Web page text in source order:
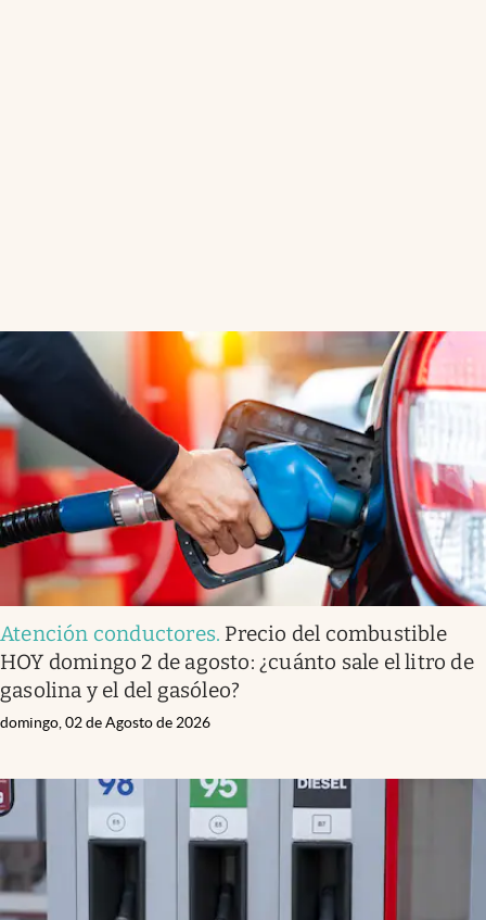
Atención conductores. Precio del combustible
HOY domingo 2 de agosto: ¿cuánto sale el litro de
gasolina y el del gasóleo?
domingo, 02 de Agosto de 2026